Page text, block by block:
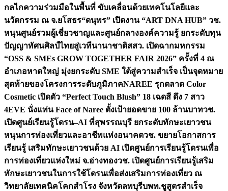
กลไกความร่วมมือในพื้นที่ ขับเคลื่อนด้วยเทคโนโลยีและ
นวัตกรรม ณ จ.ยโสธร“ดนุพร” เปิดงาน “ART DNA HUB” วช.
หนุนศูนย์รวมผู้เชี่ยวชาญและศูนย์กลางองค์ความรู้ ยกระดับทุน
ปัญญาทัศนศิลป์ไทยสู่เวทีนานาชาติสสว. เปิดฉากมหกรรม
“OSS & SMEs GROW TOGETHER FAIR 2026” ครั้งที่ 4 ณ
อำเภอหาดใหญ่ มุ่งยกระดับ SME ใต้สู่ความสำเร็จ เป็นจุดหมาย
สุดท้ายของโครงการระดับภูมิภาคNAREE รุกตลาด Color
Cosmetic เปิดตัว “Perfect Touch Blush” 18 เฉดสี ดึง 7 สาว
4EVE นั่งแท่น Face of Naree ตั้งเป้ายอดขาย 100 ล้านบาทวช.
เปิดศูนย์เรียนรู้โดรน–AI ที่สุพรรณบุรี ยกระดับทักษะเยาวชน
หนุนการท่องเที่ยวและอาชีพแห่งอนาคตวช. ขยายโอกาสการ
เรียนรู้ เสริมทักษะเยาวชนด้วย AI เปิดศูนย์การเรียนรู้โดรนเพื่อ
การท่องเที่ยวแห่งใหม่ จ.อ่างทองวช. เปิดศูนย์การเรียนรู้เสริม
ทักษะเยาวชนในการใช้โดรนเพื่อส่งเสริมการท่องเที่ยว ณ
วิทยาลัยเทคนิคโคกสำโรง จังหวัดลพบุรีบพท.ชูสูตรสำเร็จ